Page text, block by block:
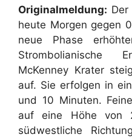
Originalmeldung: Der
heute Morgen gegen
neue Phase
Strombolianische
McKenney Krater
auf. Sie erfolgen in
und 10 Minuten.
auf eine Höhe von
südwestliche